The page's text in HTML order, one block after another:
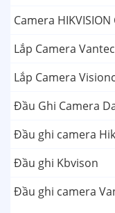
Camera HIKVISION
Lắp Camera
Lắp Camera
Đầu Ghi Camera
Đầu ghi camera
Đầu ghi Kbvison
Đầu ghi camera